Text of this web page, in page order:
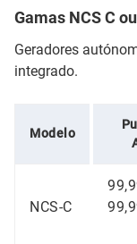
Gamas NCS C
Geradores
integrado.
Modelo
NCS-C